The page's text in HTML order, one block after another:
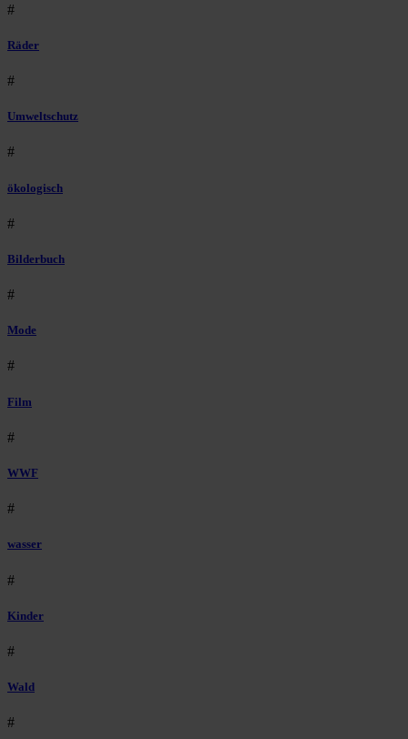
#
Räder
#
Umweltschutz
#
ökologisch
#
Bilderbuch
#
Mode
#
Film
#
WWF
#
wasser
#
Kinder
#
Wald
#